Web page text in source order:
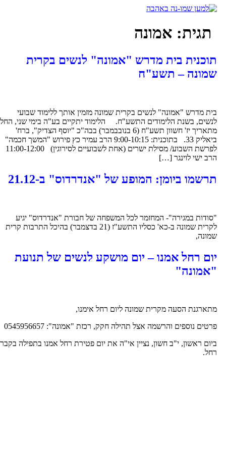
תגית:אמונה
בית מדרש "אמונה" לנשים בקרית
– תשע"ח
מדרש "אמונה" לנשים בקרית שמונה מזמין אותך ללימוד שבועי
בשנת הלימודים התשע"ח. הלימוד יתקיים בע"ה בימי שני, החל
מתאריך יז' חשוון תשע"ח (6 בנובבמבר) בבה"כ "יוסף הצדיק", ברח'
ביאליק 33. בתוכנית: 9:00-10:15 הרב עמיר כץ פירוש "המשך חכמה"
לפרשת השבוע/ מסילת ישרים (אחת לשבועיים לסירוגין) 11:00-12:00
ישי לוינגר […]
ביומן: המופע של "אנדרדוס" ב-21.12
במגירה"- המחזמר לכל המשפחה של חבורת "אנדרדוס" יגיע
לקרית שמונה ב-כא' כסליו התשע"ז (21 בדצמבר) בהיכל התרבות קרית
רחל אמנו – יום מושקע לנשים של תנועת
הסעה מקרית שמונה ליום רחל אימנו,
נוספים והרשמה אצל תהילה חקק, רכזת "אמונה": 0545956657
ראשון, י"ב חשון, נציין אי"ה את יום פטירת רחל אמנו בתפילה בקבר